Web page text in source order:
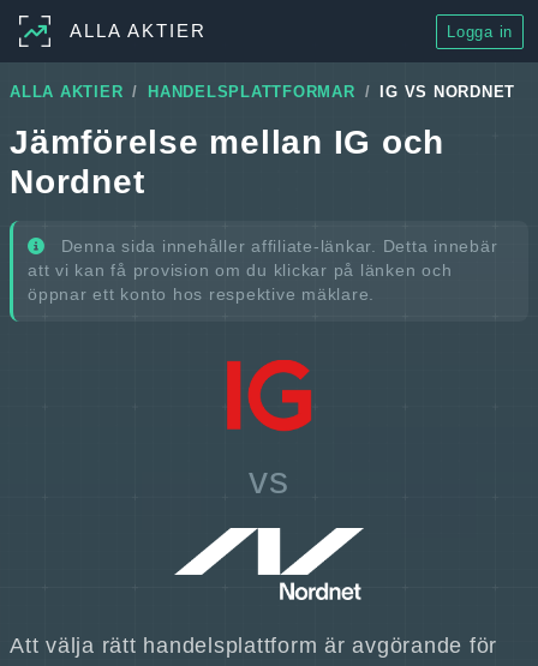
ALLA AKTIER Logga in
ALLA AKTIER HANDELSPLATTFORMAR IG VS NORDNET
Jämförelse mellan IG och
Nordnet
Denna sida innehåller affiliate-länkar. Detta innebär
att vi kan få provision om du klickar på länken och
öppnar ett konto hos respektive mäklare.
vs
Att välja rätt handelsplattform är avgörande för